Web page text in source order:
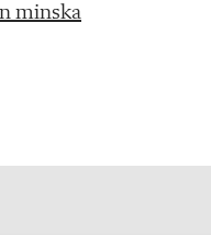
minska